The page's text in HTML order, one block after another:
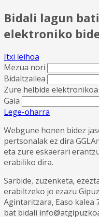
Bidali lagun
elektroniko
Itxi leihoa
Mezua nori
Bidaltzailea
Zure helbide elektronikoa
Gaia
Lege-oharra
Webgune honen bidez
pertsonalak ez dira
eta zure eskaerari
erabiliko dira.
Sarbide, zuzenketa,
erabiltzeko jo ezazu
Agintaritzara, Easo kalea
bat bidali